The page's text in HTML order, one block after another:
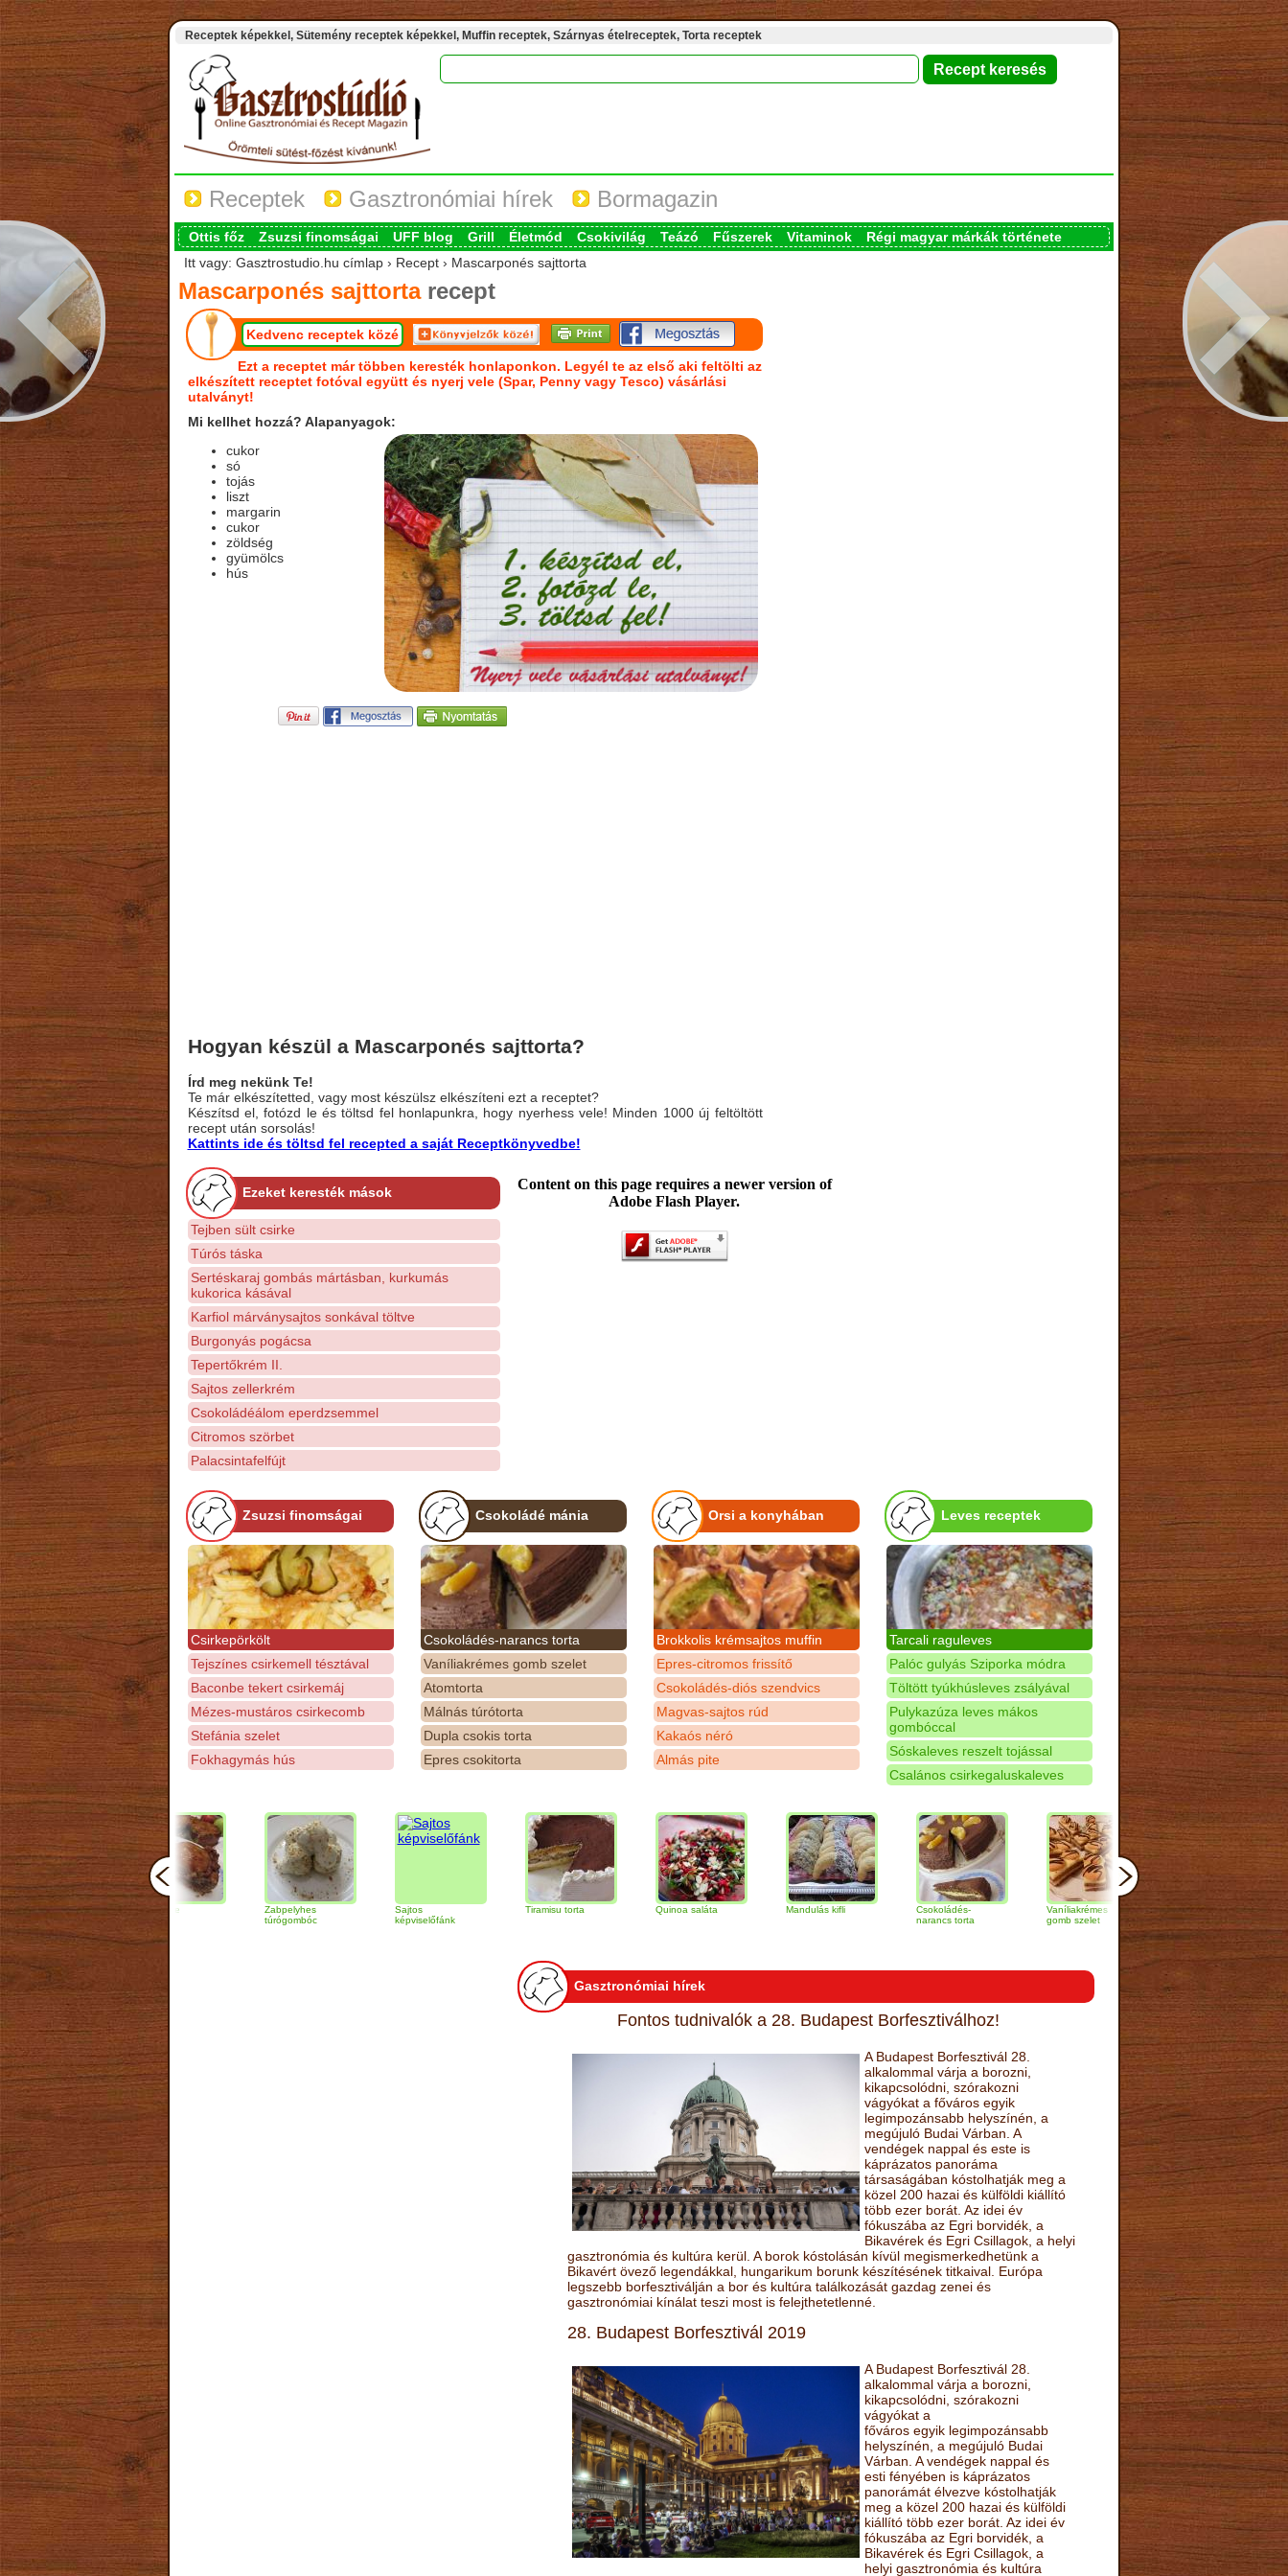
Receptek képekkel, Sütemény receptek képekkel, Muffin receptek, Szárnyas ételreceptek, Torta receptek
Receptek Gasztronómiai hírek Bormagazin
Ottis főz Zsuzsi finomságai UFF blog Grill Életmód Csokivilág Teázó Fűszerek Vitaminok
Régi magyar márkák története
Itt vagy: Gasztrostudio.hu címlap › Recept › Mascarponés sajttorta
Mascarponés sajttortarecept
Kedvenc receptek közé
Ezt a receptet már többen keresték honlaponkon. Legyél te az első aki feltölti az
elkészített receptet fotóval együtt és nyerj vele (Spar, Penny vagy Tesco) vásárlási
utalványt!
Mi kellhet hozzá? Alapanyagok:
cukor
só
tojás
liszt
margarin
cukor
zöldség
gyümölcs
hús
Hogyan készül a Mascarponés sajttorta?
Írd meg nekünk Te!
Te már elkészítetted, vagy most készülsz elkészíteni ezt a receptet?
Készítsd el, fotózd le és töltsd fel honlapunkra, hogy nyerhess vele! Minden 1000 új feltöltött
recept után sorsolás!
Kattints ide és töltsd fel recepted a saját Receptkönyvedbe!
Ezeket keresték mások
Tejben sült csirke
Túrós táska
Sertéskaraj gombás mártásban, kurkumás
kukorica kásával
Karfiol márványsajtos sonkával töltve
Burgonyás pogácsa
Tepertőkrém II.
Sajtos zellerkrém
Csokoládéálom eperdzsemmel
Citromos szörbet
Palacsintafelfújt
Content on this page requires a newer version of
Adobe Flash Player.
Zsuzsi finomságai
Csirkepörkölt
Tejszínes csirkemell tésztával
Baconbe tekert csirkemáj
Mézes-mustáros csirkecomb
Stefánia szelet
Fokhagymás hús
Csokoládé mánia
Csokoládés-narancs torta
Vaníliakrémes gomb szelet
Atomtorta
Málnás túrótorta
Dupla csokis torta
Epres csokitorta
Orsi a konyhában
Brokkolis krémsajtos muffin
Epres-citromos frissítő
Csokoládés-diós szendvics
Magvas-sajtos rúd
Kakaós néró
Almás pite
Leves receptek
Tarcali raguleves
Palóc gulyás Sziporka módra
Töltött tyúkhúsleves zsályával
Pulykazúza leves mákos
gombóccal
Sóskaleves reszelt tojással
Csalános csirkegaluskaleves
Almás pite
Zabpelyhes
túrógombóc
képviselőfánk
Tiramisu torta Quinoa saláta Mandulás kifli
Csokoládés-
narancs torta
Vaníliakrémes
gomb szelet
Krumplipüré
koszorú sütőtökkel
Gasztronómiai hírek
Fontos tudnivalók a 28. Budapest Borfesztiválhoz!
A Budapest Borfesztivál 28.
alkalommal várja a borozni,
kikapcsolódni, szórakozni
vágyókat a főváros egyik
legimpozánsabb helyszínén, a
megújuló Budai Várban. A
vendégek nappal és este is
káprázatos panoráma
társaságában kóstolhatják meg a
közel 200 hazai és külföldi kiállító
több ezer borát. Az idei év
fókuszába az Egri borvidék, a
Bikavérek és Egri Csillagok, a helyi
gasztronómia és kultúra kerül. A borok kóstolásán kívül megismerkedhetünk a
Bikavért övező legendákkal, hungarikum borunk készítésének titkaival. Európa
legszebb borfesztiválján a bor és kultúra találkozását gazdag zenei és
gasztronómiai kínálat teszi most is felejthetetlenné.
28. Budapest Borfesztivál 2019
A Budapest Borfesztivál 28.
alkalommal várja a borozni,
kikapcsolódni, szórakozni
vágyókat a
főváros egyik legimpozánsabb
helyszínén, a megújuló Budai
Várban. A vendégek nappal és
esti fényében is káprázatos
panorámát élvezve kóstolhatják
meg a közel 200 hazai és külföldi
kiállító több ezer borát. Az idei év
fókuszába az Egri borvidék, a
Bikavérek és Egri Csillagok, a
helyi gasztronómia és kultúra